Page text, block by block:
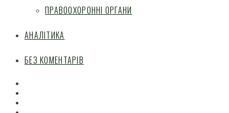
ПРАВООХОРОННІ ОРГАНИ
АНАЛІТИКА
БЕЗ КОМЕНТАРІВ